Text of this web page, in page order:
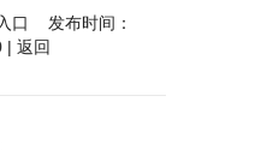
口
发布时间：
| 返回